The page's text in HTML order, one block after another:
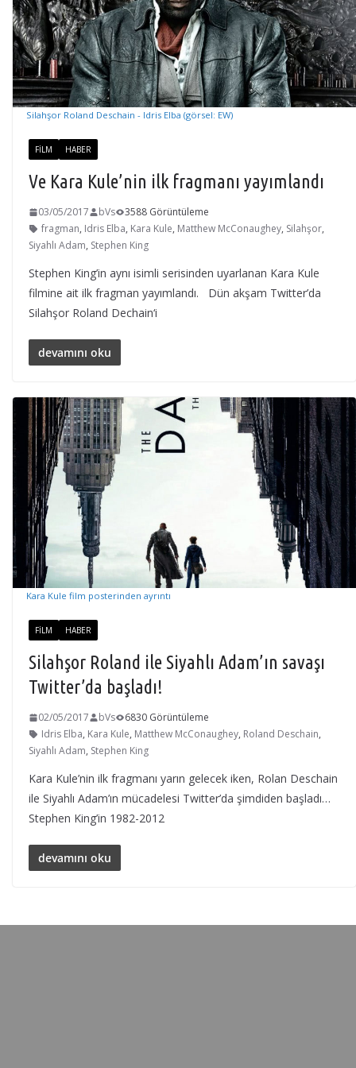
Silahşor Roland Deschain - Idris Elba (görsel: EW)
FILM HABER
Ve Kara Kule’nin ilk fragmanı yayımlandı
03/05/2017 bVs
3588 Görüntüleme
fragman, Idris Elba, Kara Kule, Matthew McConaughey, Silahşor,
Siyahlı Adam, Stephen King
Stephen King’in aynı isimli serisinden uyarlanan Kara Kule
filmine ait ilk fragman yayımlandı. Dün akşam Twitter’da
Silahşor Roland Dechain‘i
devamını oku
Kara Kule film posterinden ayrıntı
FILM HABER
Silahşor Roland ile Siyahlı Adam’ın savaşı
Twitter’da başladı!
02/05/2017 bVs
6830 Görüntüleme
Idris Elba, Kara Kule, Matthew McConaughey, Roland Deschain,
Siyahlı Adam, Stephen King
Kara Kule’nin ilk fragmanı yarın gelecek iken, Rolan Deschain
ile Siyahlı Adam’ın mücadelesi Twitter’da şimdiden başladı…
Stephen King’in 1982-2012
devamını oku